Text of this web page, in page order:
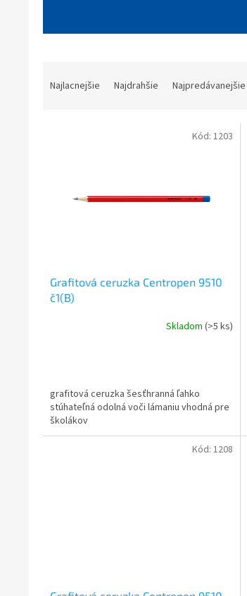
Najlacnejšie Najdrahšie Najpredávanejšie
Grafitová ceruzka Centropen 9510
č1(B)
Skladom (>5 ks)
grafitová ceruzka šesťhranná ľahko
stúhateľná odolná voči lámaniu vhodná pre
školákov
Kód: 1203
Kód: 1208